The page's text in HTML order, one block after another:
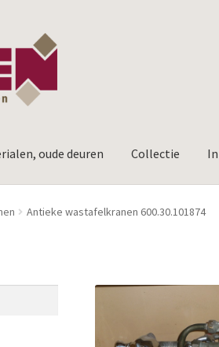
oude deuren Collectie
Antieke wastafelkranen 600.30.101874